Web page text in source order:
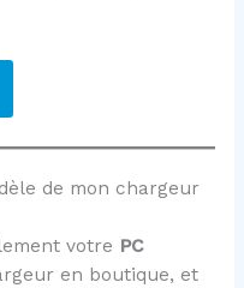
de mon chargeur
votre PC
en boutique, et